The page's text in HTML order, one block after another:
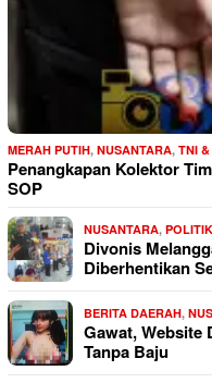
MERAH PUTIH, NUSANTARA, TNI
Penangkapan Kolektor
SOP
NUSANTARA,
Divonis
Diberhentikan
BERITA DAERAH,
Gawat, Website
Tanpa Baju